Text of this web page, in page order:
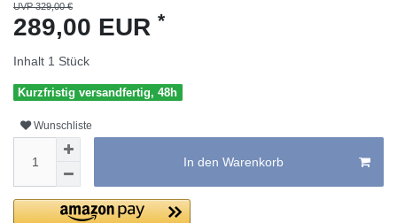
UVP 329,00 €
289,00 EUR *
Inhalt 1 Stück
Kurzfristig versandfertig, 48h
Wunschliste
In den Warenkorb